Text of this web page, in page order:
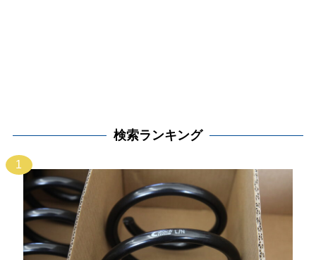
検索ランキング
1